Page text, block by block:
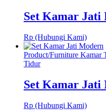
Set Kamar Jati
Rp (Hubungi Kami)
Product/Furniture Kamar
Tidur
Set Kamar Jati
Rp (Hubungi Kami)